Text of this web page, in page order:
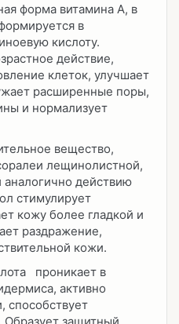
форма витамина A, в
в
кислоту.
действие,
клеток, улучшает
расширенные поры,
и нормализует
вещество,
лещинолистной,
аналогично действию
стимулирует
кожу более гладкой и
раздражение,
кожи.
проникает в
активно
способствует